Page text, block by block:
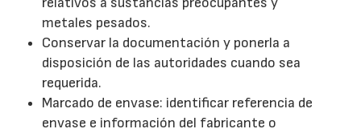
metales pesados.
Conservar la documentación y ponerla a
disposición de las autoridades cuando sea
requerida.
Marcado de envase: identificar referencia de
envase e información del fabricante o